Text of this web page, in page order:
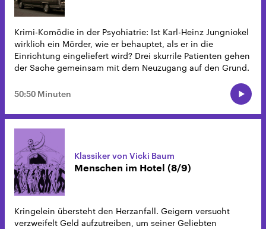
Krimi-Komödie in der Psychiatrie: Ist Karl-Heinz Jungnickel
wirklich ein Mörder, wie er behauptet, als er in die
Einrichtung eingeliefert wird? Drei skurrile Patienten gehen
der Sache gemeinsam mit dem Neuzugang auf den Grund.
50:50 Minuten
Klassiker von Vicki Baum
Menschen im Hotel (8/9)
Kringelein übersteht den Herzanfall. Geigern versucht
verzweifelt Geld aufzutreiben, um seiner Geliebten